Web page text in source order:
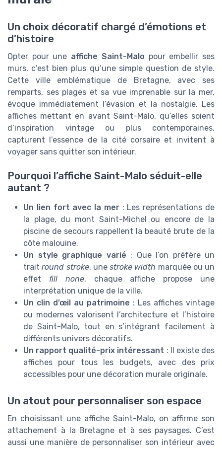
Un choix décoratif chargé d’émotions et
d’histoire
Opter pour une affiche Saint-Malo pour embellir ses
murs, c’est bien plus qu’une simple question de style.
Cette ville emblématique de Bretagne, avec ses
remparts, ses plages et sa vue imprenable sur la mer,
évoque immédiatement l’évasion et la nostalgie. Les
affiches mettant en avant Saint-Malo, qu’elles soient
d’inspiration vintage ou plus contemporaines,
capturent l’essence de la cité corsaire et invitent à
voyager sans quitter son intérieur.
Pourquoi l’affiche Saint-Malo séduit-elle
autant ?
Un lien fort avec la mer: Les représentations de
la plage, du mont Saint-Michel ou encore de la
piscine de secours rappellent la beauté brute de la
côte malouine.
Un style graphique varié : Que l’on préfère un
traitround stroke, une stroke width marquée ou un
effet fill none, chaque affiche propose une
interprétation unique de la ville.
Un clin d’œil au patrimoine : Les affiches vintage
ou modernes valorisent l’architecture et l’histoire
de Saint-Malo, tout en s’intégrant facilement à
différents univers décoratifs.
Un rapport qualité-prix intéressant : Il existe des
affiches pour tous les budgets, avec des prix
accessibles pour une décoration murale originale.
Un atout pour personnaliser son espace
En choisissant une affiche Saint-Malo, on affirme son
attachement à la Bretagne et à ses paysages. C’est
aussi une manière de personnaliser son intérieur avec